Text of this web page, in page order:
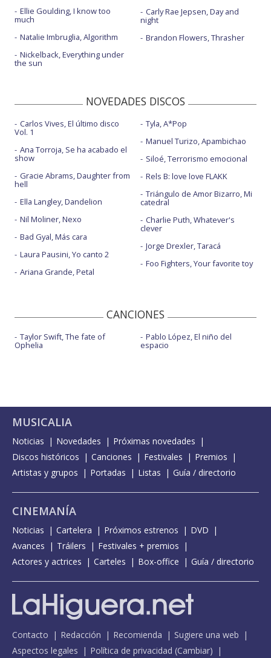
Ellie Goulding, I know too
much
Natalie Imbruglia, Algorithm
Nickelback, Everything under
the sun
Carly Rae Jepsen, Day and
night
Brandon Flowers, Thrasher
NOVEDADES DISCOS
Carlos Vives, El último disco
Vol. 1
Ana Torroja, Se ha acabado el
show
Gracie Abrams, Daughter from
hell
Ella Langley, Dandelion
Nil Moliner, Nexo
Bad Gyal, Más cara
Laura Pausini, Yo canto 2
Ariana Grande, Petal
Tyla, A*Pop
Manuel Turizo, Apambichao
Siloé, Terrorismo emocional
Rels B: love love FLAKK
Triángulo de Amor Bizarro, Mi
catedral
Charlie Puth, Whatever's
clever
Jorge Drexler, Taracá
Foo Fighters, Your favorite toy
CANCIONES
Taylor Swift, The fate of
Ophelia
Pablo López, El niño del
espacio
MUSICALIA
Noticias Novedades
Próximas novedades
Discos históricos
Canciones Festivales
Premios
Artistas y grupos
Portadas Listas Guía / directorio
CINEMANÍA
Noticias Cartelera Próximos estrenos
DVD
Avances
Tráilers
Festivales + premios
Actores y actrices
Carteles Box-office Guía / directorio
Contacto Redacción Recomienda
Sugiere una web
Aspectos legales
Política de privacidad (Cambiar)